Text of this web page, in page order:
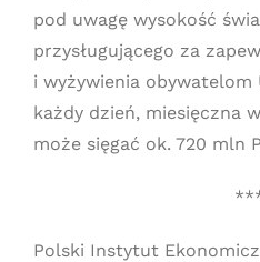
pod uwagę wysokość
przysługującego za
i wyżywienia obywatelom
każdy dzień, miesięczna
może sięgać ok. 720 mln
Polski Instytut